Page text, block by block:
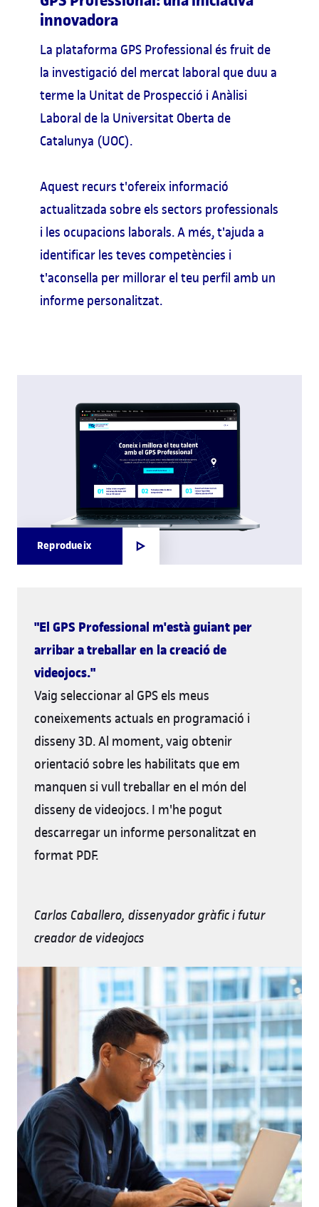
innovadora
La plataforma GPS Professional és fruit de
la investigació del mercat laboral que duu a
terme la Unitat de Prospecció i Anàlisi
Laboral de la Universitat Oberta de
Catalunya (UOC).
Aquest recurs t'ofereix informació
actualitzada sobre els sectors professionals
i les ocupacions laborals. A més, t'ajuda a
identificar les teves competències i
t'aconsella per millorar el teu perfil amb un
informe personalitzat.
Reprodueix
"El GPS Professional m'està guiant per
arribar a treballar en la creació de
videojocs."
Vaig seleccionar al GPS els meus
coneixements actuals en programació i
disseny 3D. Al moment, vaig obtenir
orientació sobre les habilitats que em
manquen si vull treballar en el món del
disseny de videojocs. I m'he pogut
descarregar un informe personalitzat en
format PDF.
Carlos Caballero, dissenyador gràfic i futur
creador de videojocs